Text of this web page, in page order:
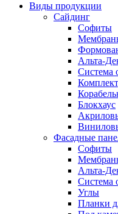
Виды продукции
Сайдинг
Софиты
Альта-
Система
Блокхаус
Фасадные
Софиты
Альта-
Система
Углы
Планки